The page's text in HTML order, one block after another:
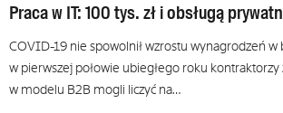
Praca w IT: 100 tys. zł i obsługą
COVID-19 nie spowolnił wzrostu wynagrodzeń w
w pierwszej połowie ubiegłego roku
w modelu B2B mogli liczyć na…